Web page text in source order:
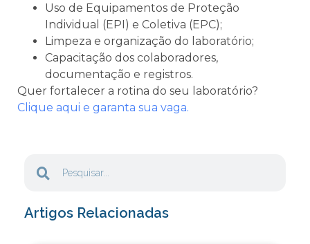
Uso de Equipamentos de Proteção
Individual (EPI) e Coletiva (EPC);
Limpeza e organização do laboratório;
Capacitação dos colaboradores,
documentação e registros.
Quer fortalecer a rotina do seu laboratório?
Clique aqui e garanta sua vaga.
Artigos Relacionadas